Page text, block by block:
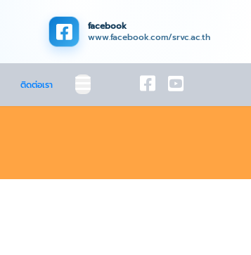
facebook
www.facebook.com/srvc.ac.th
ติดต่อเรา